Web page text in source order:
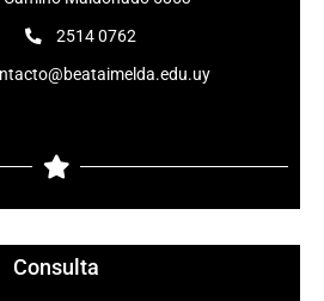
e r
a
m
2514 0762
Consulta